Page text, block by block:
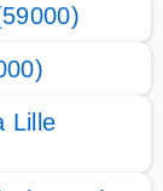
Lille